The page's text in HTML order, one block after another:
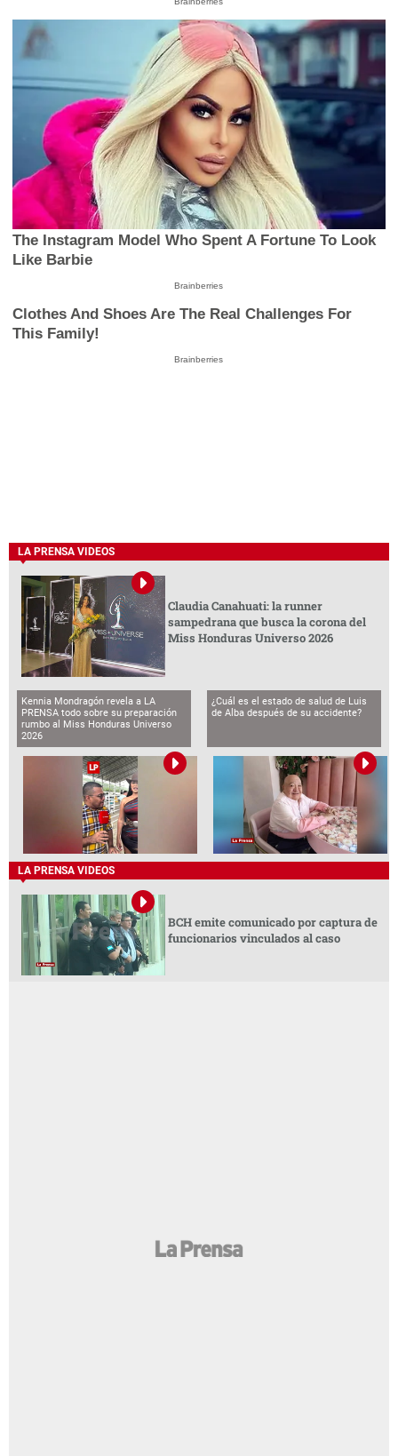
The Instagram Model Who Spent A Fortune To Look
Like Barbie
Brainberries
Clothes And Shoes Are The Real Challenges For
This Family!
Brainberries
LA PRENSA VIDEOS
Claudia Canahuati: la runner
sampedrana que busca la corona del
Miss Honduras Universo 2026
Kennia Mondragón revela a LA
PRENSA todo sobre su preparación
rumbo al Miss Honduras Universo
2026
¿Cuál es el estado de salud de Luis
de Alba después de su accidente?
LA PRENSA VIDEOS
BCH emite comunicado por captura de
funcionarios vinculados al caso